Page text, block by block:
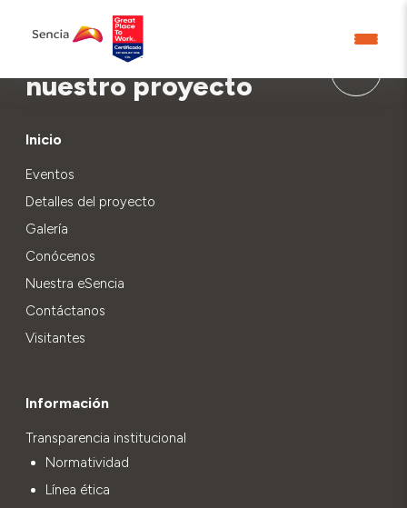
Aprende más sobre
nuestro proyecto
Inicio
Eventos
Detalles del proyecto
Galería
Conócenos
Nuestra eSencia
Contáctanos
Visitantes
Información
Transparencia institucional
Normatividad
Línea ética